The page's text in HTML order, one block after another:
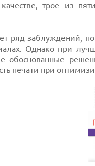
трое из
ряд заблуждений,
Однако при
обоснованные
печати при